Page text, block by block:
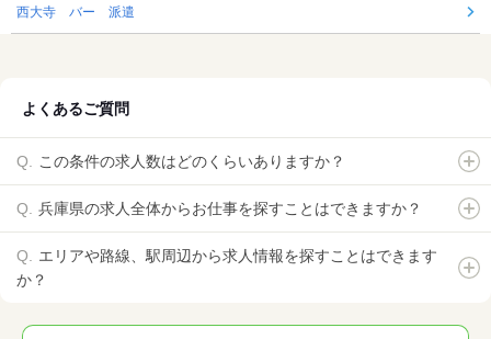
西大寺 バー 派遣
よくあるご質問
この条件の求人数はどのくらいありますか？
兵庫県の求人全体からお仕事を探すことはできますか？
エリアや路線、駅周辺から求人情報を探すことはできます
か？